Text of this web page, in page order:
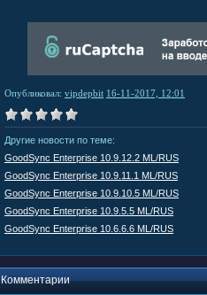
Опубликовал: vipdepbit 16-11-2017, 12:01
Другие новости по теме:
GoodSync Enterprise 10.9.12.2 ML/RUS
GoodSync Enterprise 10.9.11.1 ML/RUS
GoodSync Enterprise 10.9.10.5 ML/RUS
GoodSync Enterprise 10.9.5.5 ML/RUS
GoodSync Enterprise 10.6.6.6 ML/RUS
Комментарии